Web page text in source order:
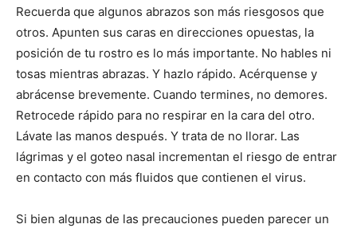
Recuerda que algunos abrazos son más riesgosos que
otros. Apunten sus caras en direcciones opuestas, la
posición de tu rostro es lo más importante. No hables ni
tosas mientras abrazas. Y hazlo rápido. Acérquense y
abrácense brevemente. Cuando termines, no demores.
Retrocede rápido para no respirar en la cara del otro.
Lávate las manos después. Y trata de no llorar. Las
lágrimas y el goteo nasal incrementan el riesgo de entrar
en contacto con más fluidos que contienen el virus.
Si bien algunas de las precauciones pueden parecer un